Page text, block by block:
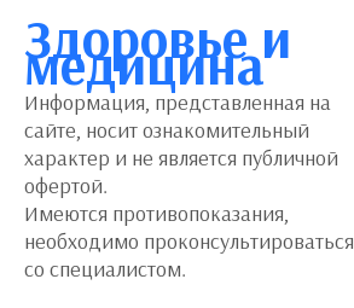
Здоровье и
медицина
Информация, представленная на
сайте, носит ознакомительный
характер и не является публичной
офертой.
Имеются противопоказания,
необходимо проконсультироваться
со специалистом.